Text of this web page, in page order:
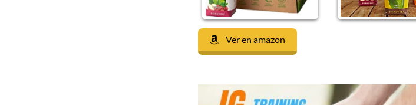
Ver en amazon